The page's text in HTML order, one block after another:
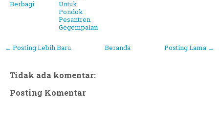
Berbagi
Untuk
Pondok
Pesantren
Gegempalan
← Posting Lebih Baru Posting Lama →
Beranda
Tidak ada komentar:
Posting Komentar